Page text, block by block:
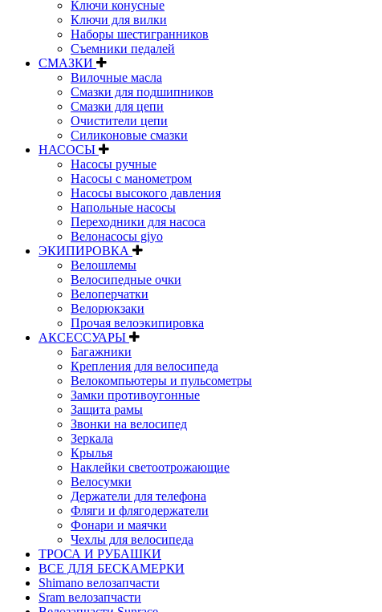
Ключи конусные
Ключи для вилки
Наборы шестигранников
Съемники педалей
СМАЗКИ
Вилочные масла
Смазки для подшипников
Смазки для цепи
Очистители цепи
Силиконовые смазки
НАСОСЫ
Насосы ручные
Насосы с манометром
Насосы высокого давления
Напольные насосы
Переходники для насоса
Велонасосы giyo
ЭКИПИРОВКА
Велошлемы
Велосипедные очки
Велоперчатки
Велорюкзаки
Прочая велоэкипировка
АКСЕССУАРЫ
Багажники
Крепления для велосипеда
Велокомпьютеры и пульсометры
Замки противоугонные
Защита рамы
Звонки на велосипед
Зеркала
Крылья
Наклейки светоотрожающие
Велосумки
Держатели для телефона
Фляги и флягодержатели
Фонари и маячки
Чехлы для велосипеда
ТРОСА И РУБАШКИ
ВСЕ ДЛЯ БЕСКАМЕРКИ
Shimano велозапчасти
Sram велозапчасти